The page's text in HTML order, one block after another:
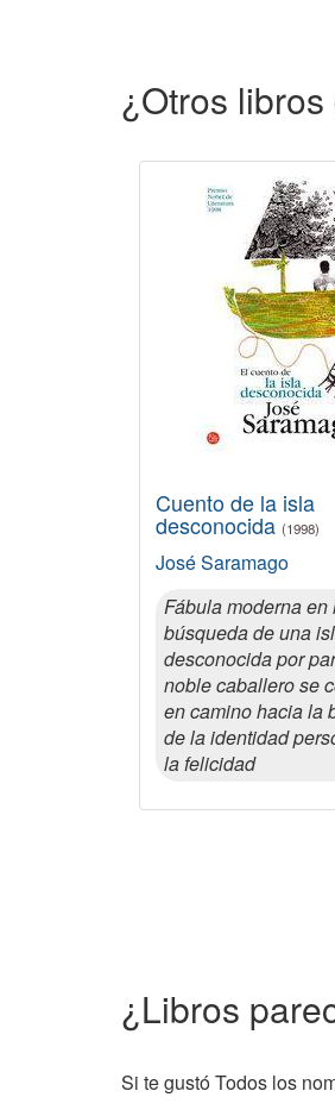
¿Otros
Cuento de la isla
desconocida (1998)
José Saramago
Fábula moderna en
búsqueda de una
desconocida por
noble caballero se
en camino hacia la
de la identidad
la felicidad
¿Libros
Si te gustó Todos los